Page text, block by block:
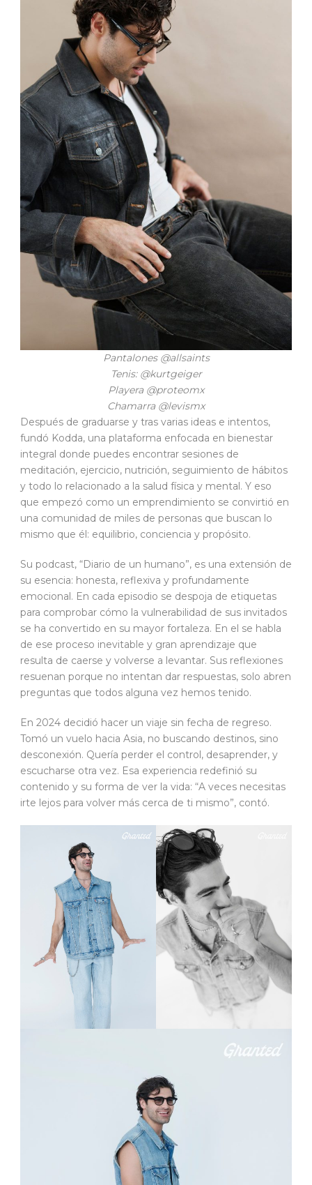
Pantalones @allsaints
Tenis: @kurtgeiger
Playera @proteomx
Chamarra @levismx
Después de graduarse y tras varias ideas e intentos,
fundó Kodda, una plataforma enfocada en bienestar
integral donde puedes encontrar sesiones de
meditación, ejercicio, nutrición, seguimiento de hábitos
y todo lo relacionado a la salud física y mental. Y eso
que empezó como un emprendimiento se convirtió en
una comunidad de miles de personas que buscan lo
mismo que él: equilibrio, conciencia y propósito.
Su podcast, “Diario de un humano”, es una extensión de
su esencia: honesta, reflexiva y profundamente
emocional. En cada episodio se despoja de etiquetas
para comprobar cómo la vulnerabilidad de sus invitados
se ha convertido en su mayor fortaleza. En el se habla
de ese proceso inevitable y gran aprendizaje que
resulta de caerse y volverse a levantar. Sus reflexiones
resuenan porque no intentan dar respuestas, solo abren
preguntas que todos alguna vez hemos tenido.
En 2024 decidió hacer un viaje sin fecha de regreso.
Tomó un vuelo hacia Asia, no buscando destinos, sino
desconexión. Quería perder el control, desaprender, y
escucharse otra vez. Esa experiencia redefinió su
contenido y su forma de ver la vida: “A veces necesitas
irte lejos para volver más cerca de ti mismo”, contó.